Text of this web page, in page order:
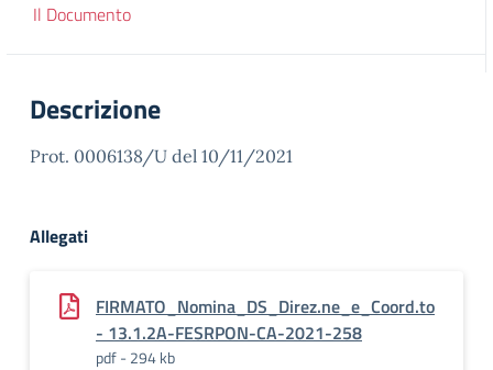
Il Documento
Descrizione
Prot. 0006138/U del 10/11/2021
Allegati
FIRMATO_Nomina_DS_Direz.ne_e_Coord.to
- 13.1.2A-FESRPON-CA-2021-258
pdf - 294 kb